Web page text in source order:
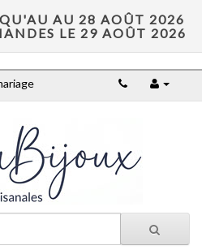
AU 28 AOÛT 2026
LE 29 AOÛT 2026